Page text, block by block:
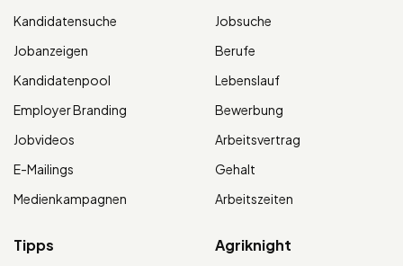
Kandidatensuche
Jobanzeigen
Kandidatenpool
Employer Branding
Jobvideos
E-Mailings
Medienkampagnen
Jobsuche
Berufe
Lebenslauf
Bewerbung
Arbeitsvertrag
Gehalt
Arbeitszeiten
Tipps Agriknight